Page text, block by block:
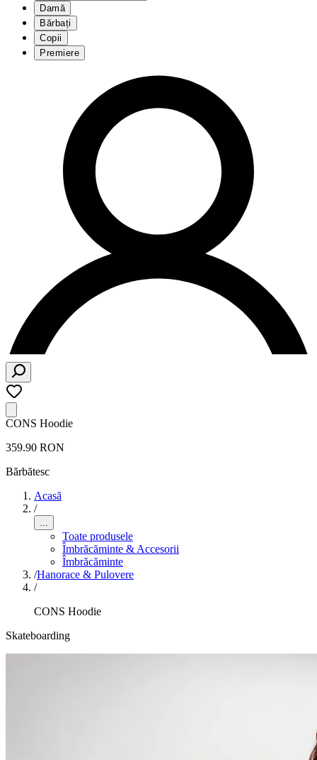
Damă
Bărbați
Copii
Premiere
CONS Hoodie
359.90 RON
Bărbătesc
Acasă
/
...
Toate produsele
Îmbrăcăminte & Accesorii
Îmbrăcăminte
/Hanorace & Pulovere
/
CONS Hoodie
Skateboarding